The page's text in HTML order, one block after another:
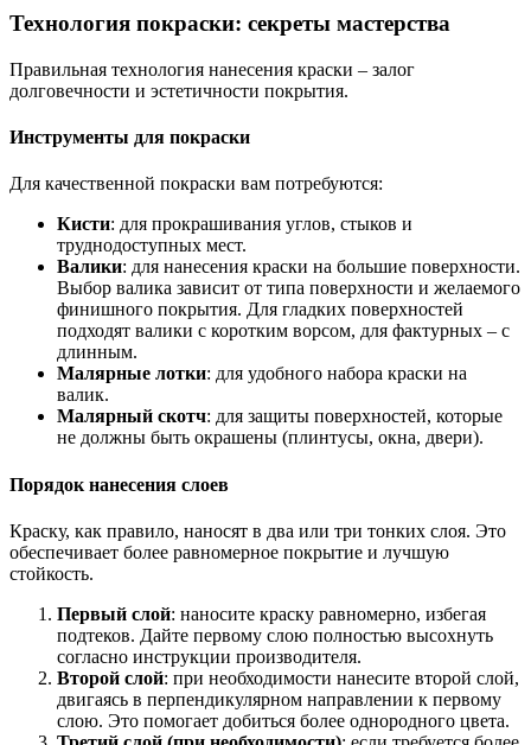
Технология покраски: секреты мастерства
Правильная технология нанесения краски – залог
долговечности и эстетичности покрытия.
Инструменты для покраски
Для качественной покраски вам потребуются:
Кисти: для прокрашивания углов, стыков и
труднодоступных мест.
Валики: для нанесения краски на большие поверхности.
Выбор валика зависит от типа поверхности и желаемого
финишного покрытия. Для гладких поверхностей
подходят валики с коротким ворсом, для фактурных – с
длинным.
Малярные лотки: для удобного набора краски на
валик.
Малярный скотч: для защиты поверхностей, которые
не должны быть окрашены (плинтусы, окна, двери).
Порядок нанесения слоев
Краску, как правило, наносят в два или три тонких слоя. Это
обеспечивает более равномерное покрытие и лучшую
стойкость.
Первый слой: наносите краску равномерно, избегая
подтеков. Дайте первому слою полностью высохнуть
согласно инструкции производителя.
Второй слой: при необходимости нанесите второй слой,
двигаясь в перпендикулярном направлении к первому
слою. Это помогает добиться более однородного цвета.